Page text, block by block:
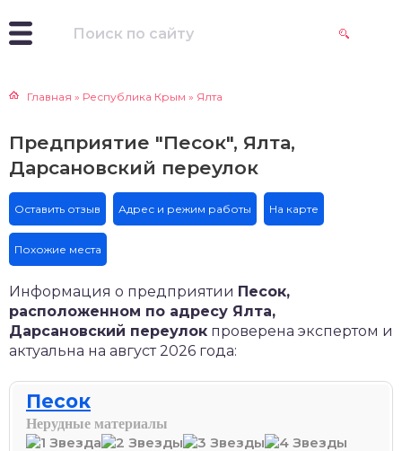
Главная » Республика Крым » Ялта
Предприятие "Песок", Ялта,
Дарсановский переулок
Оставить отзыв Адрес и режим работы На карте
Похожие места
Информация о предприятии Песок,
расположенном по адресу Ялта,
Дарсановский переулок проверена экспертом и
актуальна на август 2026 года:
Песок
Нерудные материалы